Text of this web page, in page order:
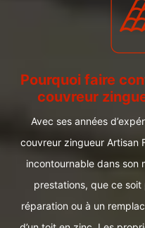
Pourquoi faire
couvreur
Avec ses années
couvreur zingueur Artisan
incontournable dans son
prestations, que ce
réparation ou à un